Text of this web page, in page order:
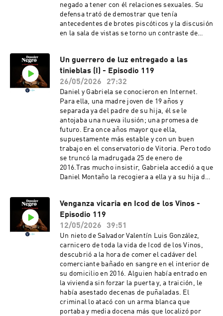
negado a tener con él relaciones sexuales. Su
defensa trató de demostrar que tenía
antecedentes de brotes piscóticos y la discusión
en la sala de vistas se torno un contraste de
presidente del tribunal le hizo una pregunta
directa y Daniel Montaño no supo muy bien qué
contestar.Mucho más en la sección Sucesos de
La Vanguardia. Negro, naturalmente.
Un guerrero de luz entregado a las
tinieblas (I) - Episodio 119
26/05/2026
27:32
Daniel y Gabriela se conocieron en Internet.
Para ella, una madre joven de 19 años y
separada ya del padre de su hija, él se le
antojaba una nueva ilusión; una promesa de
futuro. Era once años mayor que ella,
supuestamente más estable y con un buen
trabajo en el conservatorio de Vitoria. Pero todo
se truncó la madrugada 25 de enero de
2016.Tras mucho insistir, Gabriela accedió a que
Daniel Montaño la recogiera a ella y a su hija de
violencia estalló de madrugada en la vivienda
cuando Daniel le pidió a la chica una felación y
ella no accedió. La atacó con una violencia
brutal y también, a la niña. Más tarde diría que
lo hizo porque era un enviado de la luz para
acabar con el mal en la tierra y evitar el
apocalipsis.Mucho más en la sección Sucesos
de La Vanguardia. Negro, naturalmente.
Venganza vicaria en Icod de los Vinos -
Episodio 119
12/05/2026
39:51
Un nieto de Salvador Valentín Luis González,
carnicero de toda la vida de Icod de los Vinos,
descubrió a la hora de comer el cadáver del
comerciante bañado en sangre en el interior de
su domicilio en 2016. Alguien había entrado en
la vivienda sin forzar la puerta y, a traición, le
había asestado decenas de puñaladas. El
criminal lo atacó con un arma blanca que
portaba y media docena más que localizó por